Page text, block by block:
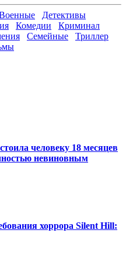
Детективы
Комедии
Криминал
Семейные
Триллер
человеку 18 месяцев
невиновным
хоррора Silent Hill: